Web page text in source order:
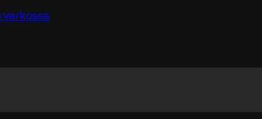
verkossa